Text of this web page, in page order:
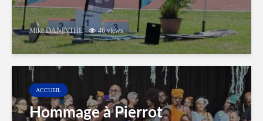
Mike DANINTHE 46 views
ACCUEIL
Hommage à Pierrot